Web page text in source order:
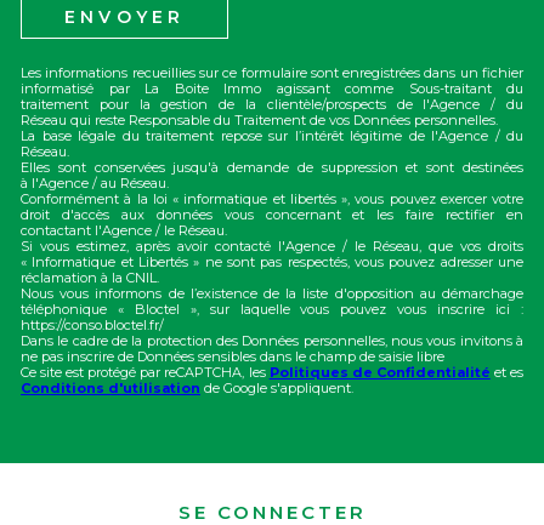
ENVOYER
Les informations recueillies sur ce formulaire sont enregistrées dans un fichier
informatisé par La Boite Immo agissant comme Sous-traitant du
traitement pour la gestion de la clientèle/prospects de l'Agence / du
Réseau qui reste Responsable du Traitement de vos Données personnelles.
La base légale du traitement repose sur l’intérêt légitime de l'Agence / du
Réseau.
Elles sont conservées jusqu'à demande de suppression et sont destinées
à l'Agence / au Réseau.
Conformément à la loi « informatique et libertés », vous pouvez exercer votre
droit d'accès aux données vous concernant et les faire rectifier en
contactant l'Agence / le Réseau.
Si vous estimez, après avoir contacté l'Agence / le Réseau, que vos droits
« Informatique et Libertés » ne sont pas respectés, vous pouvez adresser une
réclamation à la CNIL.
Nous vous informons de l’existence de la liste d'opposition au démarchage
téléphonique « Bloctel », sur laquelle vous pouvez vous inscrire ici :
https://conso.bloctel.fr/
Dans le cadre de la protection des Données personnelles, nous vous invitons à
ne pas inscrire de Données sensibles dans le champ de saisie libre
Ce site est protégé par reCAPTCHA, les Politiques de Confidentialité et es
Conditions d'utilisation de Google s'appliquent.
SE CONNECTER